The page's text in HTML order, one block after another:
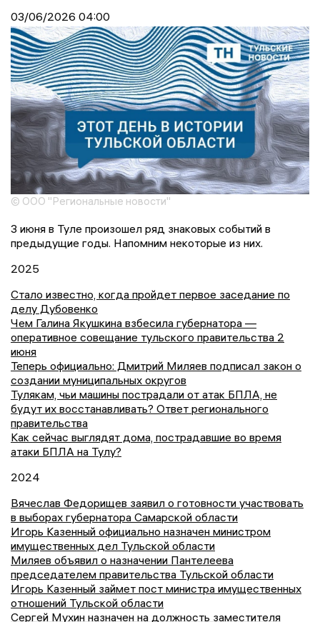
03/06/2026 04:00
© ООО "Региональные новости"
3 июня в Туле произошел ряд знаковых событий в
предыдущие годы. Напомним некоторые из них.
2025
Стало известно, когда пройдет первое заседание по
делу Дубовенко
Чем Галина Якушкина взбесила губернатора —
оперативное совещание тульского правительства 2
июня
Теперь официально: Дмитрий Миляев подписал закон о
создании муниципальных округов
Тулякам, чьи машины пострадали от атак БПЛА, не
будут их восстанавливать? Ответ регионального
правительства
Как сейчас выглядят дома, пострадавшие во время
атаки БПЛА на Тулу?
2024
Вячеслав Федорищев заявил о готовности участвовать
в выборах губернатора Самарской области
Игорь Казенный официально назначен министром
имущественных дел Тульской области
Миляев объявил о назначении Пантелеева
председателем правительства Тульской области
Игорь Казенный займет пост министра имущественных
отношений Тульской области
Сергей Мухин назначен на должность заместителя